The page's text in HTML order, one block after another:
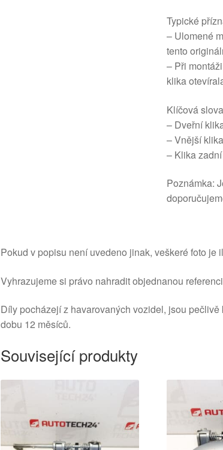
Typické
– Ulomené
tento
– Při
klika
Klíčová
– Dveřní
– Vnější
– Klika
Poznámka:
Pokud v popisu není uvedeno jinak, veškeré foto je
Vyhrazujeme si právo nahradit objednanou
Díly pocházejí z havarovaných vozidel, jsou
dobu 12 měsíců.
Související produkty